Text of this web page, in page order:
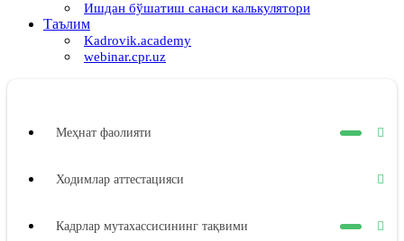
Ишдан бўшатиш санаси калькулятори
Таълим
Kadrovik.academy
webinar.cpr.uz
Меҳнат фаолияти
Ходимлар аттестацияси
Кадрлар мутахассисининг тақвими